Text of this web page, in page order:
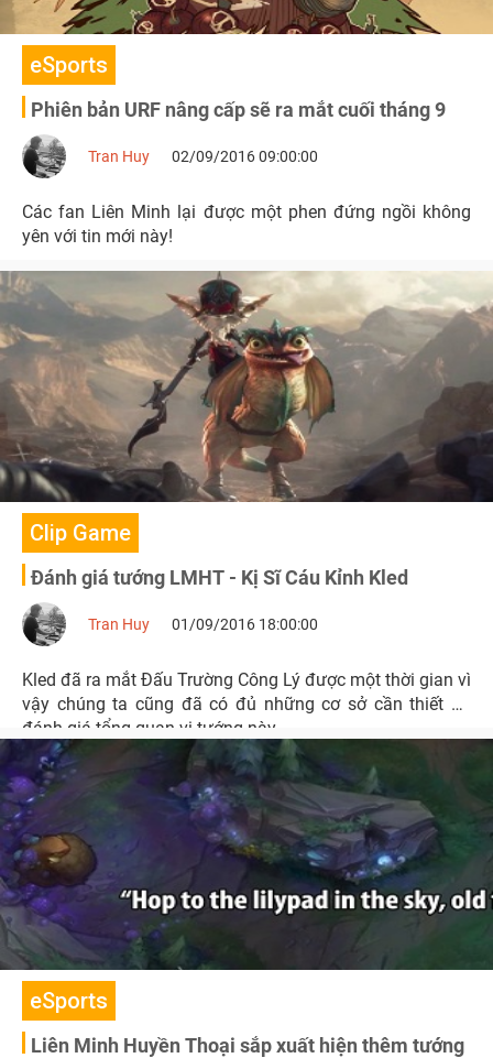
eSports
Phiên bản URF nâng cấp sẽ ra mắt cuối tháng 9
Tran Huy 02/09/2016 09:00:00
Các fan Liên Minh lại được một phen đứng ngồi không
yên với tin mới này!
Clip Game
Đánh giá tướng LMHT - Kị Sĩ Cáu Kỉnh Kled
Tran Huy 01/09/2016 18:00:00
Kled đã ra mắt Đấu Trường Công Lý được một thời gian vì
vậy chúng ta cũng đã có đủ những cơ sở cần thiết để
đánh giá tổng quan vị tướng này.
eSports
Liên Minh Huyền Thoại sắp xuất hiện thêm tướng